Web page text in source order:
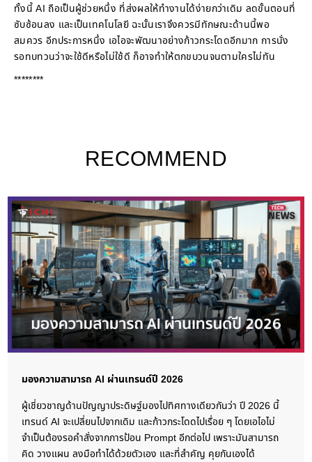
ทั้งนี้ AI ถือเป็นผู้ช่วยหนึ่ง ที่ส่งผลให้ทำงานได้ง่ายกว่าเดิม ลดขั้นตอนที่
ซับซ้อนลง และเป็นเทคโนโลยี ฉะนั้นเราจึงควรมีทักษณะด้านนี้พอ
สมควร อีกประการหนึ่ง เอไอจะพัฒนาอย่างก้าวกระโดดอีกมาก การนั่ง
รอทบทวนว่าจะใช้ดีหรือไม่ใช้ดี ก็อาจทำให้ตกขบวนจนตามใครไม่ทัน
********
RECOMMEND
มองความสามารถ AI ผ่านเทรนด์ปี 2026
ผู้เชี่ยวชาญด้านปัญญาประดิษฐ์มองไปทิศทางเดียวกันว่า ปี 2026 นี้
เทรนด์ AI จะเปลี่ยนไปจากเดิม และก้าวกระโดดไปเรื่อย ๆ โดยเอไอไม่
จำเป็นต้องรอคำสั่งจากการป้อน Prompt อีกต่อไป เพราะมันสามารถ
คิด วางแผน ลงมือทำได้ด้วยตัวเอง และที่สำคัญ คุยกันเองได้